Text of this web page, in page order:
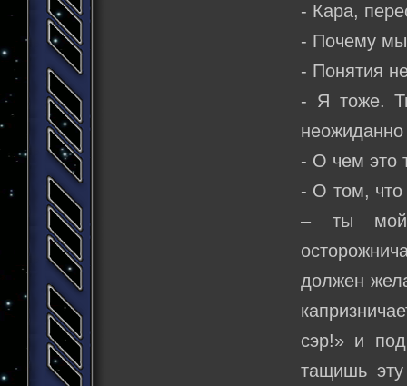
- Кара,
- Почему мы
- Понятия
- Я тоже.
неожиданно
- О чем это
- О том, что
– ты мой
должен
сэр!» и
тащишь эту